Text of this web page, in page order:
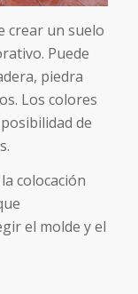
crear un suelo
Puede
piedra
Los colores
de
colocación
el molde y el